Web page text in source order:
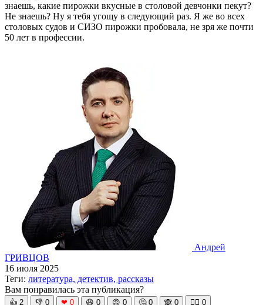
знаешь, какие пирожки вкусные в столовой девчонки пекут?
Не знаешь? Ну я тебя угощу в следующий раз. Я же во всех
столовых судов и СИЗО пирожки пробовала, не зря же почти
50 лет в профессии.
Андрей
ГРИВЦОВ
16 июля 2025
Теги: литература, детектив, рассказы
Вам понравилась эта публикация?
👍 2 👎 0 ❤ 0 😆 0 😡 0 🤔 0 🙈 0 🧘‍♀️ 0